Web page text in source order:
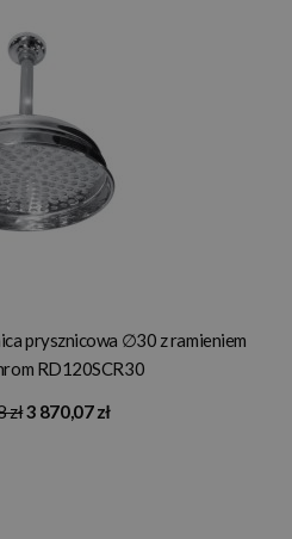
prysznicowa ∅30 z ramieniem
RD120SCR30
zł3 870,07 zł